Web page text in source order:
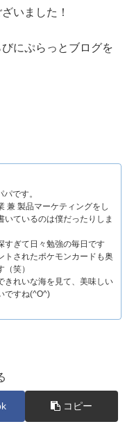
いました！
にぷらっとブログを
です。
兼 製品マーケティングをし
いているのは僕だったりしま
すぎて日々勉強の毎日です
トされたポケモンカードも奥
笑）
きれいな海を見て、美味しい
ですね(^O^)
コピー